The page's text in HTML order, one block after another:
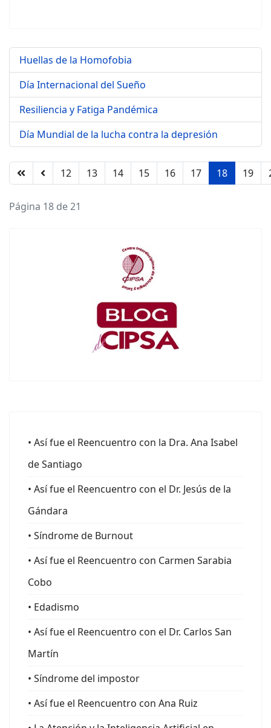
Huellas de la Homofobia
Día Internacional del Sueño
Resiliencia y Fatiga Pandémica
Día Mundial de la lucha contra la depresión
12 13 14 15 16 17 18 19
Página 18 de 21
• Así fue el Reencuentro con la Dra. Ana Isabel
de Santiago
• Así fue el Reencuentro con el Dr. Jesús de la
Gándara
• Síndrome de Burnout
• Así fue el Reencuentro con Carmen Sarabia
Cobo
• Edadismo
• Así fue el Reencuentro con el Dr. Carlos San
Martín
• Síndrome del impostor
• Así fue el Reencuentro con Ana Ruiz